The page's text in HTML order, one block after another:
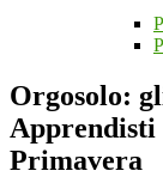
Orgosolo:
Primavera